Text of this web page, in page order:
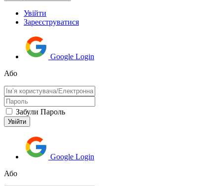
Увійти
Зареєструватися
Google Login
Або
Забули Пароль
Google Login
Або